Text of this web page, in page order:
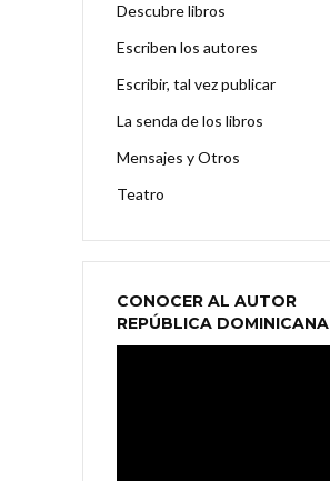
Descubre libros
Escriben los autores
Escribir, tal vez publicar
La senda de los libros
Mensajes y Otros
Teatro
CONOCER AL AUTOR
REPÚBLICA DOMINICANA